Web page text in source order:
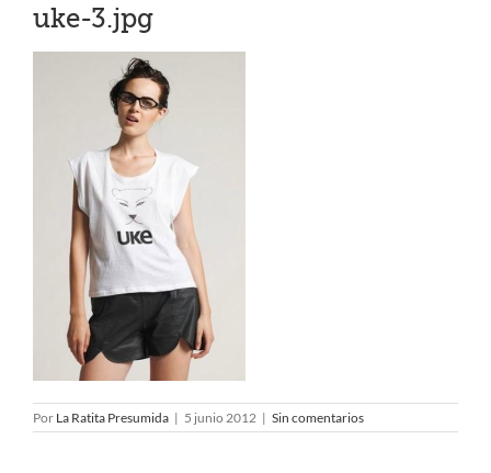
uke-3.jpg
Por La Ratita Presumida | 5 junio 2012 | Sin comentarios